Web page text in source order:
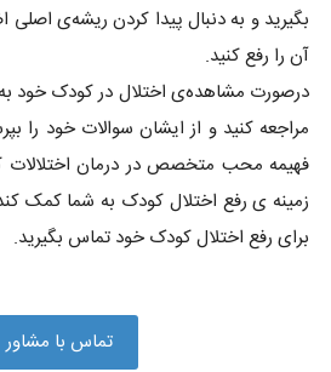
بگیرید و به دنبال پیدا کردن ریشه‌ی
آن را رفع کنید.
درصورت مشاهده‌ی اختلال در کودک خود
مراجعه کنید و از ایشان سوالات خود را
فهیمه محب متخصص در درمان
زمینه ی رفع اختلال کودک به شما کمک
برای رفع اختلال کودک خود تماس بگیرید.
تماس با مشاور